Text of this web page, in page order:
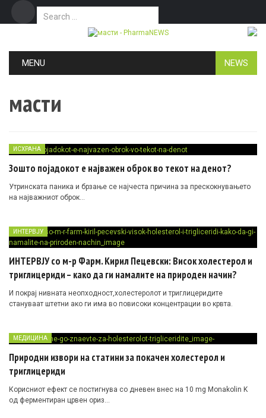
Search for:
MENU NEWS
масти
ИСХРАНА
Зошто појадокот е најважен оброк во текот на денот?
Утринската паника и брзање се најчеста причина за прескокнувањето
на најважниот оброк…
ИНТЕРВЈУ
ИНТЕРВЈУ со м-р Фарм. Кирил Пецевски: Висок холестерол и
триглицериди – како да ги намалите на природен начин?
И покрај нивната неопходност,холестеролот и триглицеридите
стануваат штетни ако ги има во повисоки концентрации во крвта.
МЕДИЦИНА
Природни извори на статини за покачен холестерол и
триглицериди
Корисниот ефект се постигнува со дневен внес на 10 mg Monakolin K
од ферментиран црвен ориз…